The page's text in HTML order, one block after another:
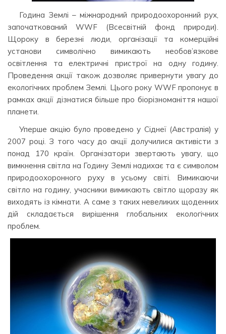
Година Землі – міжнародний природоохоронний рух,
започаткований WWF (Всесвітній фонд природи).
Щороку в березні люди, організації та комерційні
установи символічно вимикають необов’язкове
освітлення та електричні пристрої на одну годину.
Проведення акції також дозволяє привернути увагу до
екологічних проблем Землі. Цього року WWF пропонує в
рамках акції дізнатися більше про біорізноманіття нашої
планети.
Уперше акцію було проведено у Сіднеї (Австралія) у
2007 році. З того часу до акції долучилися активісти з
понад 170 країн. Організатори звертають увагу, що
вимкнення світла на Годину Землі надихає та є символом
природоохоронного руху в усьому світі. Вимикаючи
світло на годину, учасники вимикають світло щоразу як
виходять із кімнати. А саме з таких невеликих щоденних
дій складається вирішення глобальних екологічних
проблем.